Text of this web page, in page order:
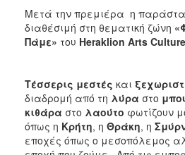
Μετά την πρεμιέρα η
διαθέσιμή στη θεματική ζώνη
Πάμε» του Heraklion Arts Culture
Τέσσερις μεστές και
διαδρομή από τη λύρα στο
κιθάρα στο λαούτο φωτίζουν
όπως η Κρήτη, η Θράκη, η
εποχές όπως ο μεσοπόλεμος